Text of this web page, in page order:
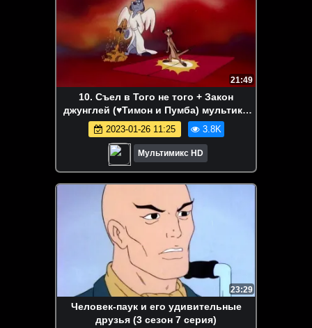
21:49
10. Съел в Того не того + Закон
джунглей (♥Тимон и Пумба) мультики
для детей мультсериалы дисней disney
2023-01-26 11:25 3.8K
Мультимикс HD
23:29
Человек-паук и его удивительные
друзья (3 сезон 7 серия)